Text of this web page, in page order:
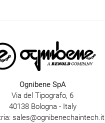
Ognibene SpA
Via del Tipografo, 6
40138 Bologna - Italy
sales@ognibenechaintech.it